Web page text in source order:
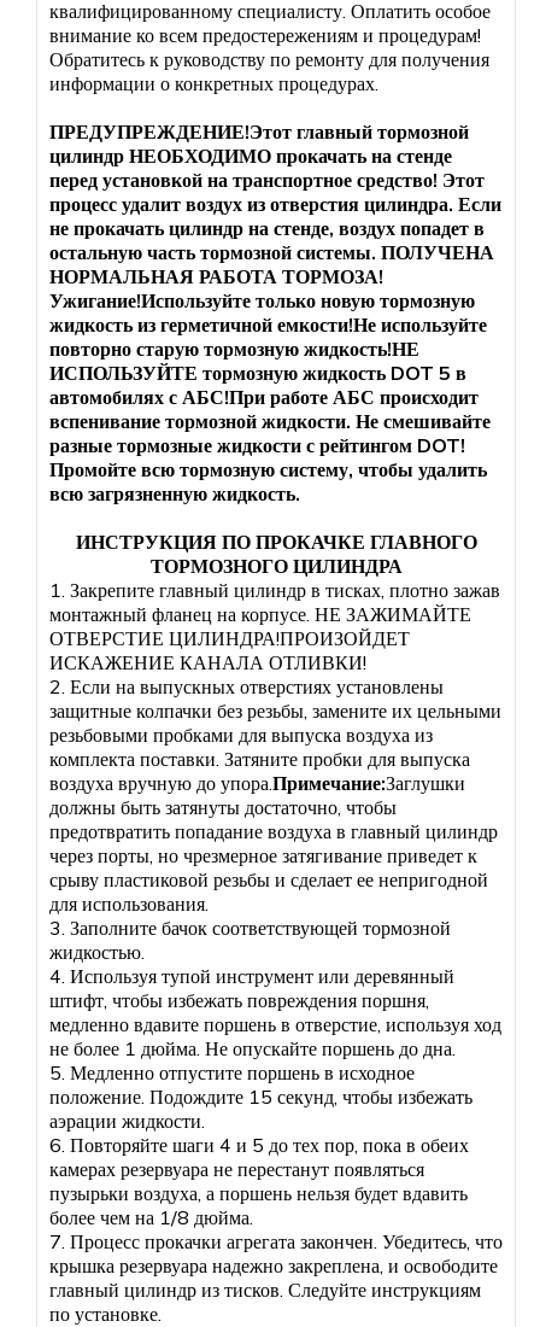
квалифицированному специалисту. Оплатить особое
внимание ко всем предостережениям и процедурам!
Обратитесь к руководству по ремонту для получения
информации о конкретных процедурах.
ПРЕДУПРЕЖДЕНИЕ!Этот главный тормозной
цилиндр НЕОБХОДИМО прокачать на стенде
перед установкой на транспортное средство! Этот
процесс удалит воздух из отверстия цилиндра. Если
не прокачать цилиндр на стенде, воздух попадет в
остальную часть тормозной системы. ПОЛУЧЕНА
НОРМАЛЬНАЯ РАБОТА ТОРМОЗА!
Ужигание!Используйте только новую тормозную
жидкость из герметичной емкости!Не используйте
повторно старую тормозную жидкость!НЕ
ИСПОЛЬЗУЙТЕ тормозную жидкость DOT 5 в
автомобилях с АБС!При работе АБС происходит
вспенивание тормозной жидкости. Не смешивайте
разные тормозные жидкости с рейтингом DOT!
Промойте всю тормозную систему, чтобы удалить
всю загрязненную жидкость.
ИНСТРУКЦИЯ ПО ПРОКАЧКЕ ГЛАВНОГО
ТОРМОЗНОГО ЦИЛИНДРА
1. Закрепите главный цилиндр в тисках, плотно зажав
монтажный фланец на корпусе. НЕ ЗАЖИМАЙТЕ
ОТВЕРСТИЕ ЦИЛИНДРА!ПРОИЗОЙДЕТ
ИСКАЖЕНИЕ КАНАЛА ОТЛИВКИ!
2. Если на выпускных отверстиях установлены
защитные колпачки без резьбы, замените их цельными
резьбовыми пробками для выпуска воздуха из
комплекта поставки. Затяните пробки для выпуска
воздуха вручную до упора. Примечание:Заглушки
должны быть затянуты достаточно, чтобы
предотвратить попадание воздуха в главный цилиндр
через порты, но чрезмерное затягивание приведет к
срыву пластиковой резьбы и сделает ее непригодной
для использования.
3. Заполните бачок соответствующей тормозной
жидкостью.
4. Используя тупой инструмент или деревянный
штифт, чтобы избежать повреждения поршня,
медленно вдавите поршень в отверстие, используя ход
не более 1 дюйма. Не опускайте поршень до дна.
5. Медленно отпустите поршень в исходное
положение. Подождите 15 секунд, чтобы избежать
аэрации жидкости.
6. Повторяйте шаги 4 и 5 до тех пор, пока в обеих
камерах резервуара не перестанут появляться
пузырьки воздуха, а поршень нельзя будет вдавить
более чем на 1/8 дюйма.
7. Процесс прокачки агрегата закончен. Убедитесь, что
крышка резервуара надежно закреплена, и освободите
главный цилиндр из тисков. Следуйте инструкциям
по установке.